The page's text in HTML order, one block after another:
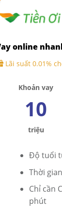
online
Lãi suất 0.01%
Khoản vay
10
triệu
Độ tuổi
Thời
Chỉ cần
phút